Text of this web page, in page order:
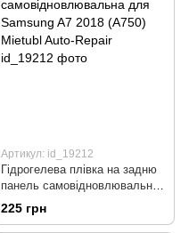
Артикул: id_19212
Гідрогелева плівка на задню
панель самовідновлювальна
для Samsung A7 2018 (A750)
Mietubl Auto-Repair
225 грн